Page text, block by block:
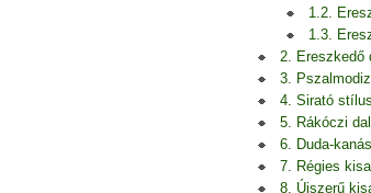
1.2.
1.3.
2. Ereszkedő
3.
4. Sirató
5. Rákóczi
6. Duda-
7. Régies
8. Újszerű